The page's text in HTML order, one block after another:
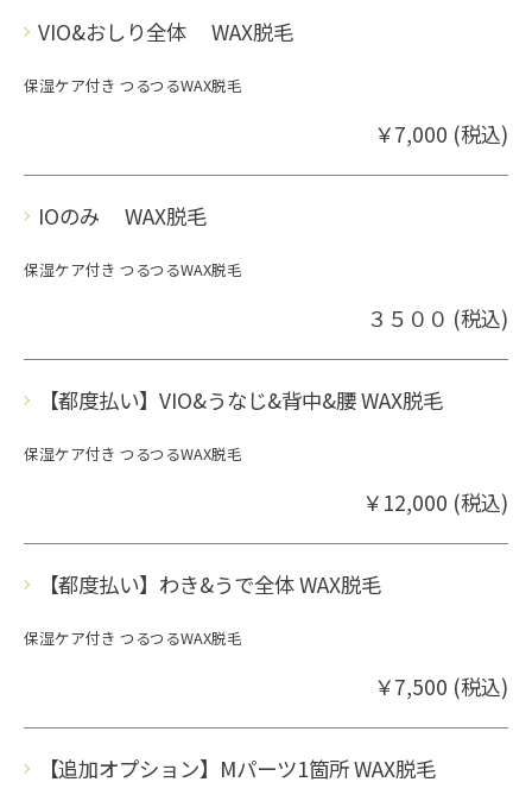
VIO&おしり全体 WAX脱毛
保湿ケア付き つるつるWAX脱毛
￥7,000 (税込)
IOのみ WAX脱毛
保湿ケア付き つるつるWAX脱毛
３５００ (税込)
【都度払い】VIO&うなじ&背中&腰 WAX脱毛
保湿ケア付き つるつるWAX脱毛
￥12,000 (税込)
【都度払い】わき&うで全体 WAX脱毛
保湿ケア付き つるつるWAX脱毛
￥7,500 (税込)
【追加オプション】Mパーツ1箇所 WAX脱毛